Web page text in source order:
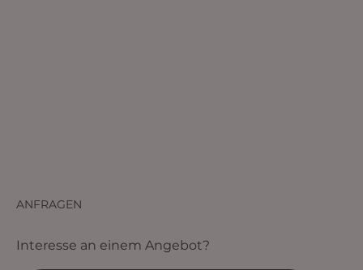
ANFRAGEN
Interesse an einem Angebot?